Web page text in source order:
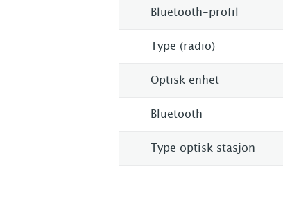
Bluetooth-profil
Type (radio)
Optisk enhet
Bluetooth
Type optisk stasjon